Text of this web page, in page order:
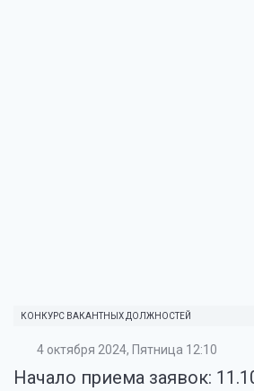
КОНКУРС ВАКАНТНЫХ ДОЛЖНОСТЕЙ
4 октября 2024, Пятница 12:10
Начало приема заявок: